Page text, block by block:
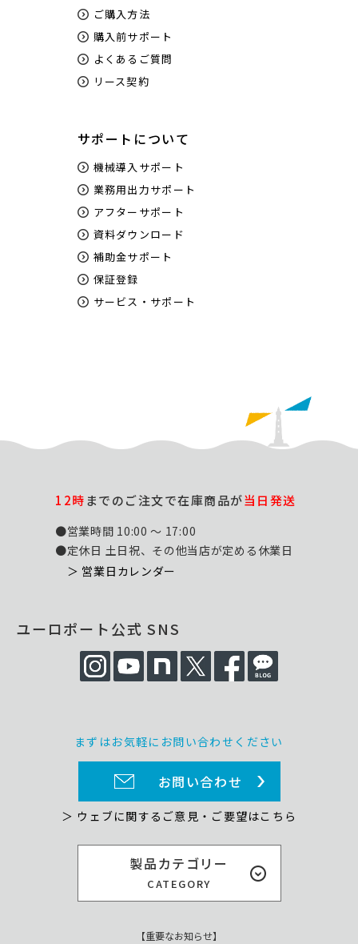
ご購入方法
購入前サポート
よくあるご質問
リース契約
サポートについて
機械導入サポート
業務用出力サポート
アフターサポート
資料ダウンロード
補助金サポート
保証登録
サービス・サポート
製品カテゴリー
CATEGORY
12時までのご注文で在庫商品が当日発送
●営業時間 10:00 ～ 17:00
●定休日 土日祝、その他当店が定める休業日
＞ 営業日カレンダー
ユーロポート公式 SNS
まずはお気軽にお問い合わせください
お問い合わせ
＞ ウェブに関するご意見・ご要望はこちら
【重要なお知らせ】